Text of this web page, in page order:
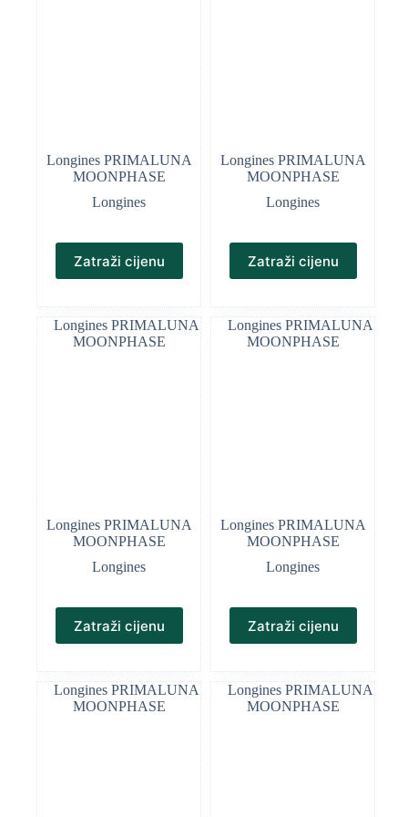
Longines PRIMALUNA
MOONPHASE
Longines
Zatraži cijenu
Longines PRIMALUNA
MOONPHASE
Longines
Zatraži cijenu
Longines PRIMALUNA
MOONPHASE
Longines
Zatraži cijenu
Longines PRIMALUNA
MOONPHASE
Longines
Zatraži cijenu